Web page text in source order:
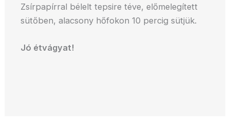
Zsírpapírral bélelt tepsire téve, előmelegített
sütőben, alacsony hőfokon 10 percig sütjük.
Jó étvágyat!